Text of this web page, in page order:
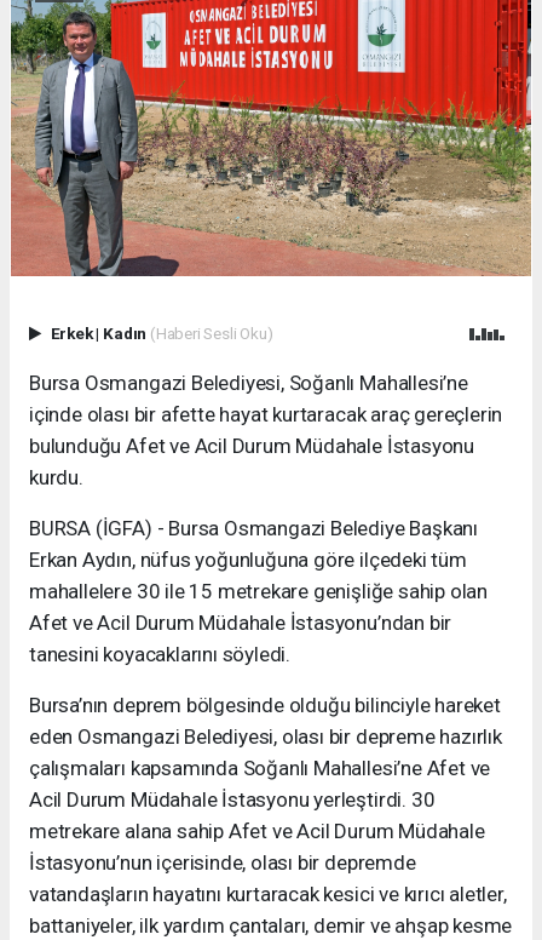
Erkek| Kadın (Haberi Sesli Oku)
Bursa Osmangazi Belediyesi, Soğanlı Mahallesi’ne
içinde olası bir afette hayat kurtaracak araç gereçlerin
bulunduğu Afet ve Acil Durum Müdahale İstasyonu
kurdu.
BURSA (İGFA) - Bursa Osmangazi Belediye Başkanı
Erkan Aydın, nüfus yoğunluğuna göre ilçedeki tüm
mahallelere 30 ile 15 metrekare genişliğe sahip olan
Afet ve Acil Durum Müdahale İstasyonu’ndan bir
tanesini koyacaklarını söyledi.
Bursa’nın deprem bölgesinde olduğu bilinciyle hareket
eden Osmangazi Belediyesi, olası bir depreme hazırlık
çalışmaları kapsamında Soğanlı Mahallesi’ne Afet ve
Acil Durum Müdahale İstasyonu yerleştirdi. 30
metrekare alana sahip Afet ve Acil Durum Müdahale
İstasyonu’nun içerisinde, olası bir depremde
vatandaşların hayatını kurtaracak kesici ve kırıcı aletler,
battaniyeler, ilk yardım çantaları, demir ve ahşap kesme